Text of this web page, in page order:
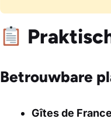
Betrouwbare
Gîtes de